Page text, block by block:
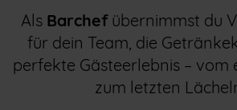
Als Barchefübernimmst du
für dein Team, die
perfekte Gästeerlebnis – vom
zum letzten